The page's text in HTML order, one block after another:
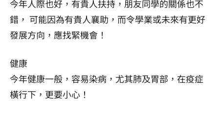
今年人際也好，有貴人扶持，朋友同學的關係也不
錯， 可能因為有貴人襄助，而令學業或未來有更好
發展方向，應找緊機會！
健康
今年健康一般，容易染病，尤其肺及胃部，在疫症
橫行下，更要小心！